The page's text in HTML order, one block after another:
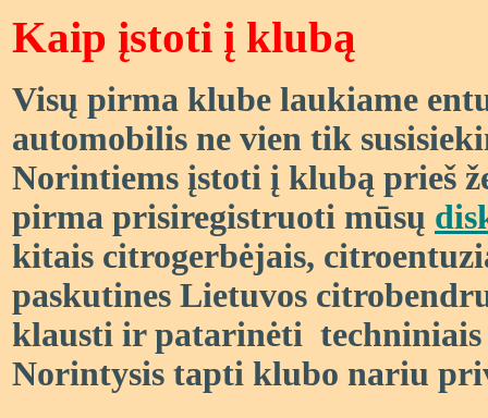
Kaip įstoti į klubą
Visų pirma klube laukiame
automobilis ne vien tik
Norintiems įstoti į klubą prieš
pirma prisiregistruoti mūsų
kitais citrogerbėjais,
paskutines Lietuvos
klausti ir patarinėti techniniais
Norintysis tapti klubo nariu